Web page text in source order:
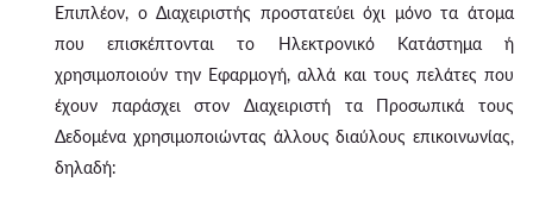
Επιπλέον, ο Διαχειριστής προστατεύει όχι μόνο τα άτομα
που επισκέπτονται το Ηλεκτρονικό Κατάστημα ή
χρησιμοποιούν την Εφαρμογή, αλλά και τους πελάτες που
έχουν παράσχει στον Διαχειριστή τα Προσωπικά τους
Δεδομένα χρησιμοποιώντας άλλους διαύλους επικοινωνίας,
δηλαδή: